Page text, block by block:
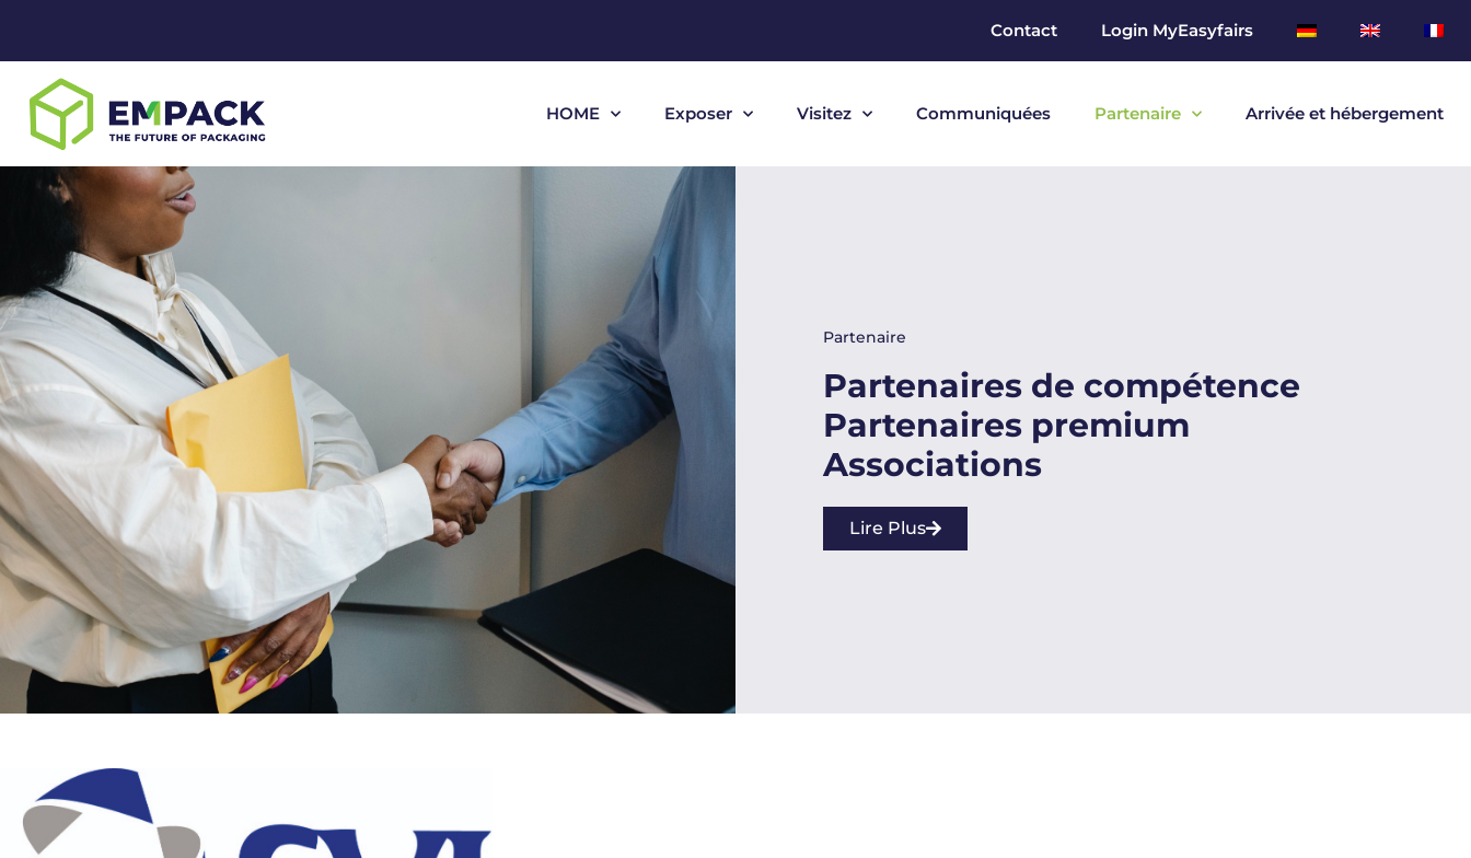
Contact Login MyEasyfairs
HOME Exposer Visitez Communiquées Partenaire Arrivée et hébergement
Partenaire
Partenaires de compétence
Partenaires premium
Associations
Lire Plus